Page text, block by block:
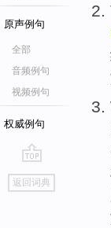
原声例句
全部
音频例句
视频例句
权威例句
go
top
返回词典